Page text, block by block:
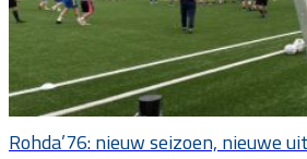
Rohda’76: nieuw seizoen, nieuwe